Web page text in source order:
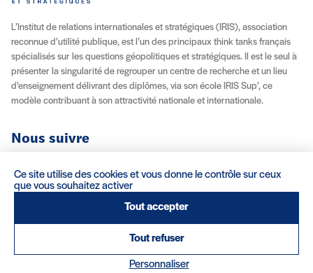
L’Institut de relations internationales et stratégiques (IRIS), association
reconnue d’utilité publique, est l’un des principaux think tanks français
spécialisés sur les questions géopolitiques et stratégiques. Il est le seul à
présenter la singularité de regrouper un centre de recherche et un lieu
d’enseignement délivrant des diplômes, via son école IRIS Sup’, ce
modèle contribuant à son attractivité nationale et internationale.
Nous suivre
YoutubeInstagramFacebookX (Twitter)
LinkedinFlux RSS
À propos
Recrutement Locations Contact
(nouvelle fenêtre)
Ce site utilise des cookies et vous donne le contrôle sur ceux
que vous souhaitez activer
Tout accepter
Tout refuser
Personnaliser